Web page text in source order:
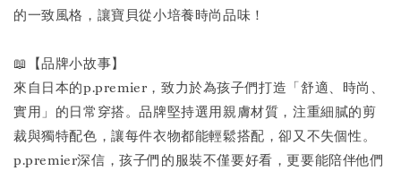
的一致風格，讓寶貝從小培養時尚品味！
📖【品牌小故事】
來自日本的p.premier，致力於為孩子們打造「舒適、時尚、
實用」的日常穿搭。品牌堅持選用親膚材質，注重細膩的剪
裁與獨特配色，讓每件衣物都能輕鬆搭配，卻又不失個性。
p.premier深信，孩子們的服裝不僅要好看，更要能陪伴他們